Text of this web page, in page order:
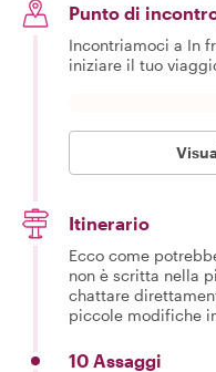
Punto di
Incontriamoci a In
iniziare il tuo
Itinerario
Ecco come
non è scritta nella
chattare
piccole modifiche
10 Assaggi